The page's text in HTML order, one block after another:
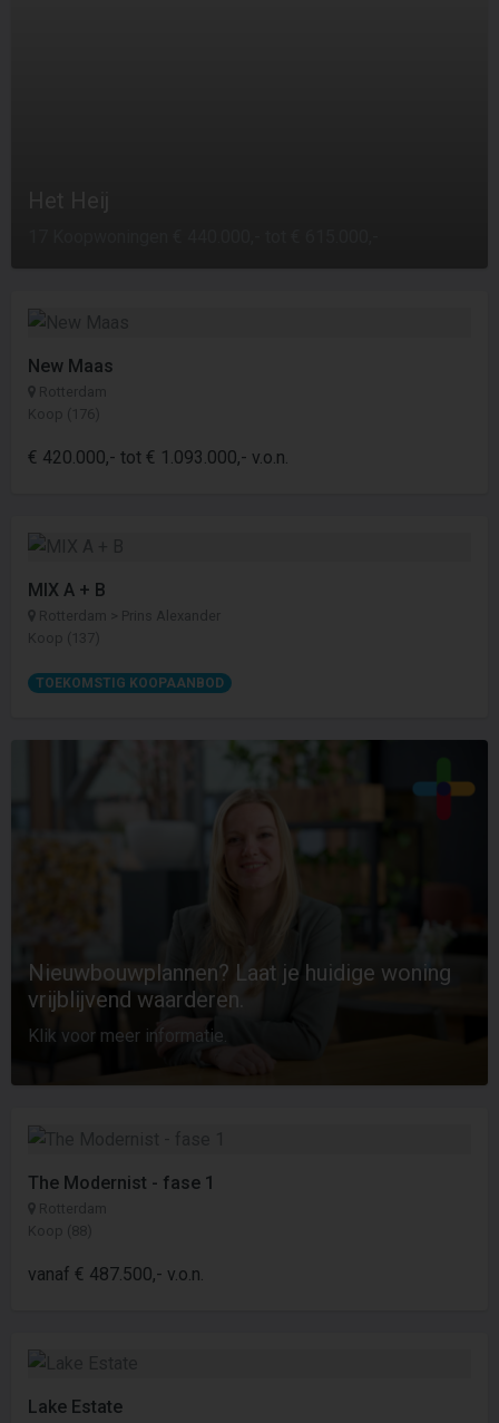
New Maas
Rotterdam
Koop (176)
€ 420.000,- tot € 1.093.000,- v.o.n.
MIX A + B
Rotterdam > Prins Alexander
Koop (137)
TOEKOMSTIG KOOPAANBOD
Nieuwbouwplannen? Laat je huidige woning
vrijblijvend waarderen.
Klik voor meer informatie.
The Modernist - fase 1
Rotterdam
Koop (88)
vanaf € 487.500,- v.o.n.
Lake Estate